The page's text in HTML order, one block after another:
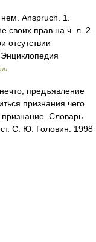
Anspruch. 1.
своих прав на ч. л. 2.
отсутствии
предъявление
признания чего
признание. Словарь
С. Ю. Головин. 1998